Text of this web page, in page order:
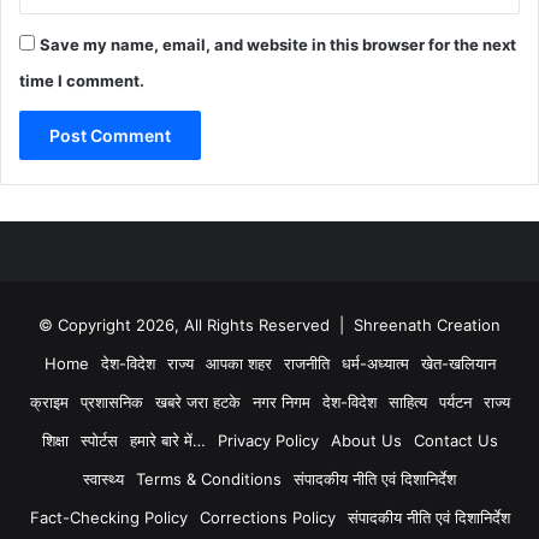
Save my name, email, and website in this browser for the next
time I comment.
© Copyright 2026, All Rights Reserved | Shreenath Creation
Home
देश-विदेश राज्य आपका शहर राजनीति धर्म-अध्यात्म
खेत-खलियान
क्राइम
प्रशासनिक खबरे जरा हटके नगर निगम देश-विदेश साहित्य पर्यटन
राज्य
शिक्षा
स्पोर्टस हमारे बारे में… Privacy Policy About Us
Contact Us
स्वास्थ्य
Terms & Conditions
संपादकीय नीति एवं दिशानिर्देश
Fact-Checking Policy
Corrections Policy संपादकीय नीति एवं दिशानिर्देश